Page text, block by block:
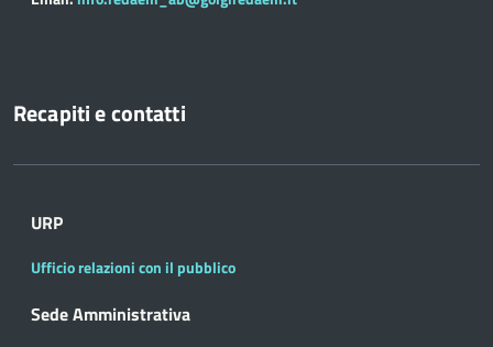
Recapiti e contatti
URP
Ufficio relazioni con il pubblico
Sede Amministrativa